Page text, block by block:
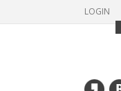
LOGIN